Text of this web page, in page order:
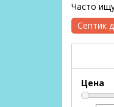
Часто
Септик
Цена